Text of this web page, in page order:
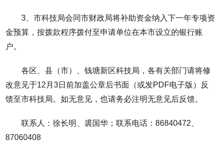
3、市科技局会同市财政局将补助资金纳入下一年专项资
金预算，按拨款程序拨付至申请单位在本市设立的银行账
户。
各区、县（市）、钱塘新区科技局，各有关部门请将修
改意见于12月3日前加盖公章后书面（或发PDF电子版）反
馈至市科技局。如无意见，也请务必注明无意见后反馈。
联系人：徐长明、裘国华；联系电话：86840472、
87060408